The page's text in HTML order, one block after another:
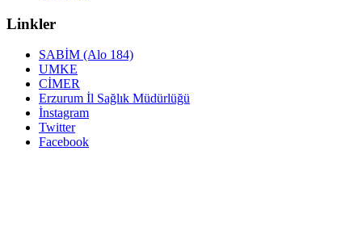
Linkler
SABİM (Alo 184)
UMKE
CİMER
Erzurum İl Sağlık Müdürlüğü
İnstagram
Twitter
Facebook